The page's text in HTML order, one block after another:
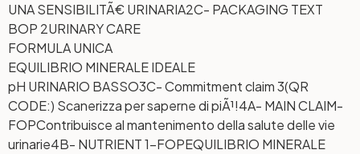
UNA SENSIBILITÃ€ URINARIA2C- PACKAGING TEXT
BOP 2URINARY CARE
FORMULA UNICA
EQUILIBRIO MINERALE IDEALE
pH URINARIO BASSO3C- Commitment claim 3(QR
CODE:) Scanerizza per saperne di piÃ¹!4A- MAIN CLAIM-
FOPContribuisce al mantenimento della salute delle vie
urinarie4B- NUTRIENT 1-FOPEQUILIBRIO MINERALE